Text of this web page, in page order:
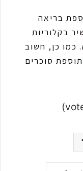
בריאה
בקלוריות
כמו כן, חשוב
סוכרים